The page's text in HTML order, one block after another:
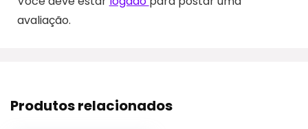
avaliação.
Produtos relacionados